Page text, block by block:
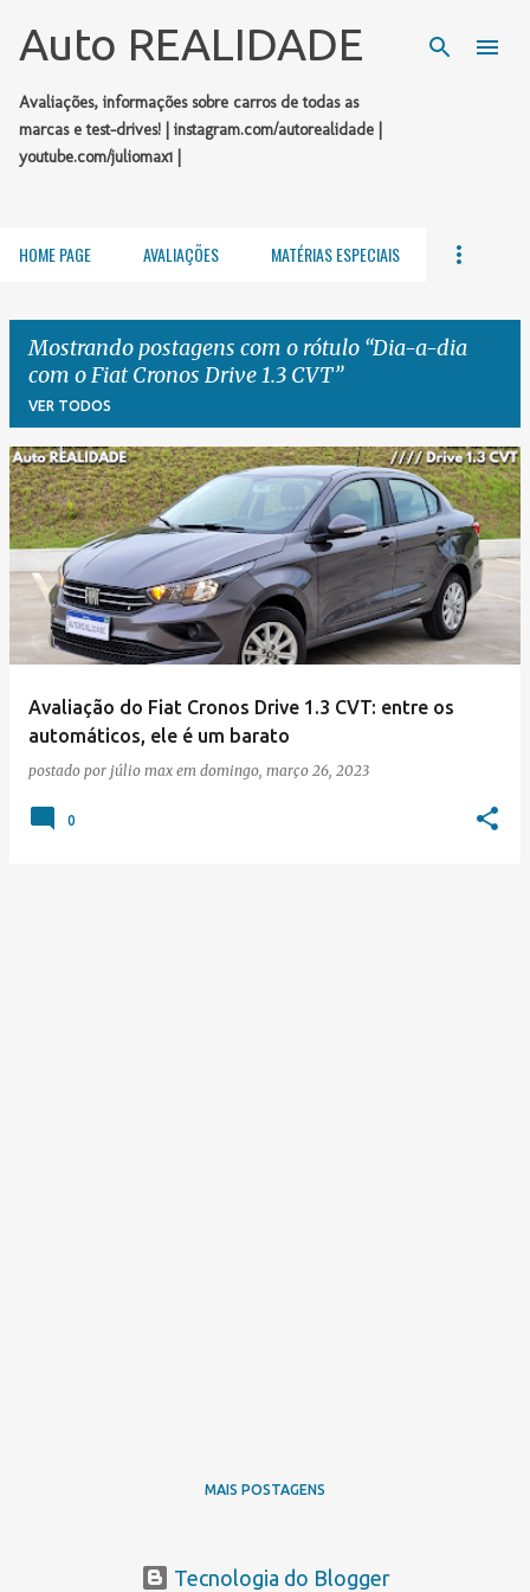
Pular para o conteúdo principal
Auto REALIDADE
Avaliações, informações sobre carros de todas as
marcas e test-drives! | instagram.com/autorealidade |
youtube.com/juliomax1 |
HOME PAGE AVALIAÇÕES MATÉRIAS ESPECIAIS
Mostrando postagens com o rótulo Dia-a-dia
com o Fiat Cronos Drive 1.3 CVT
VER TODOS
P
o
s
a
g
Avaliação do Fiat Cronos Drive 1.3 CVT: entre os
automáticos, ele é um barato
postado por júlio max em domingo, março 26, 2023
0
MAIS POSTAGENS
Tecnologia do Blogger